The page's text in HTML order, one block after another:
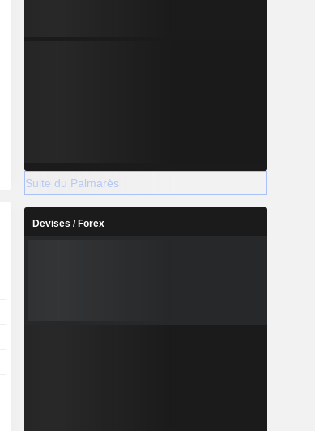
Suite du Palmarès
Devises / Forex